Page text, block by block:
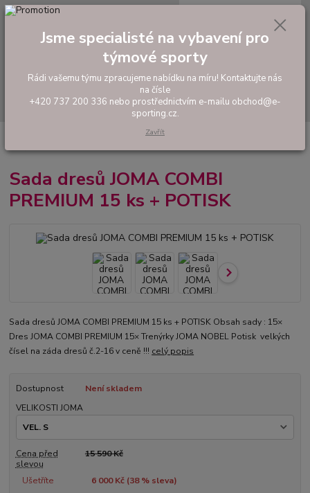
Hledat
tel: +420 737 200 336
0,00 Kč
Tréninkové oblečení
dresů JOMA COMBI PREMIUM 15 ks + POTISK
Sada dresů JOMA COMBI
PREMIUM 15 ks + POTISK
Sada dresů JOMA COMBI PREMIUM 15 ks + POTISK Obsah sady : 15×
Dres JOMA COMBI PREMIUM 15× Trenýrky JOMA NOBEL Potisk velkých
čísel na záda dresů č.2-16 v ceně !!! celý popis
Dostupnost
Není skladem
VELIKOSTI JOMA
Cena před
slevou
15 590 Kč
Ušetříte 6 000 Kč (38% sleva)
Jsme specialisté na vybavení pro
týmové sporty
Rádi vašemu týmu zpracujeme nabídku na míru! Kontaktujte nás
na čísle
+420 737 200 336 nebo prostřednictvím e-mailu obchod@e-
sporting.cz.
Zavřít